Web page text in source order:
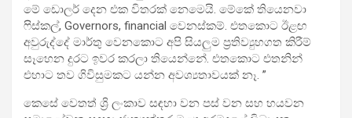
මේ ඩොලර් දෙන එක විතරක් නෙමෙයි. මේකේ තියෙනවා
ෆිස්කල්, Governors, financial වෙනස්කම්. එතකොට ඊළඟ
අවුරුද්දේ මාර්තු වෙනකොට අපි සියලුම ප්‍රතිව්‍යුහගත කිරීම්
සෑහෙන දුරට ඉවර කරලා තියෙන්නේ. එතකොට එතනින්
එහාට තව ගිවිසුමකට යන්න අවශ්‍යතාවයක් නෑ. ”
කෙසේ වෙතත් ශ්‍රි ලංකාව සඳහා වන පස් වන සහ හයවන